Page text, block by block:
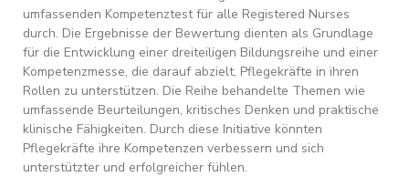
umfassenden Kompetenztest für alle Registered Nurses
durch. Die Ergebnisse der Bewertung dienten als Grundlage
für die Entwicklung einer dreiteiligen Bildungsreihe und einer
Kompetenzmesse, die darauf abzielt, Pflegekräfte in ihren
Rollen zu unterstützen. Die Reihe behandelte Themen wie
umfassende Beurteilungen, kritisches Denken und praktische
klinische Fähigkeiten. Durch diese Initiative könnten
Pflegekräfte ihre Kompetenzen verbessern und sich
unterstützter und erfolgreicher fühlen.